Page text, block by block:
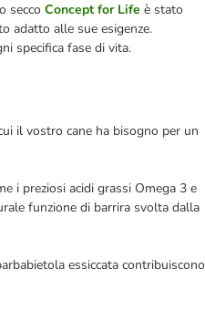
secco Concept for Life è stato
adatto alle sue esigenze.
specifica fase di vita.
il vostro cane ha bisogno per un
i preziosi acidi grassi Omega 3 e
funzione di barrira svolta dalla
essiccata contribuiscono